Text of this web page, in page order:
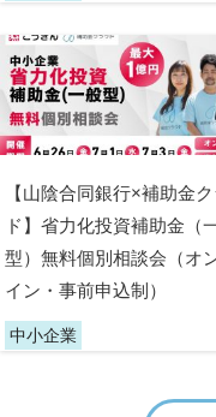
【山陰合同銀行×補助金
ド】省力化投資補助金（
型）無料個別相談会（オ
イン・事前申込制）
中小企業